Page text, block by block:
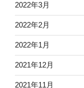
2022年3月
2022年2月
2022年1月
2021年12月
2021年11月